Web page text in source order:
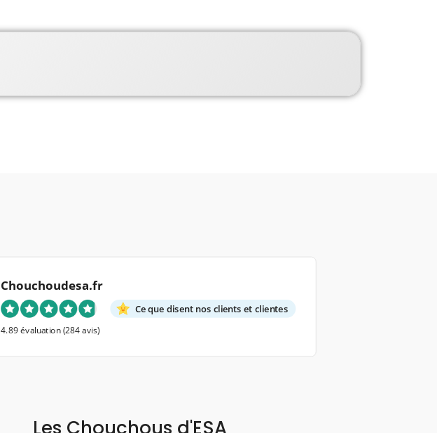
Chouchoudesa.fr
Ce que disent nos clients et clientes
4.89 évaluation(284 avis)